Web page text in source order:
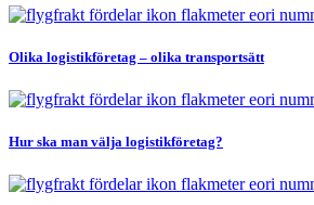
Olika logistikföretag – olika transportsätt
Hur ska man välja logistikföretag?